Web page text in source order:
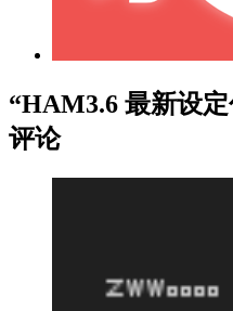
“HAM3.6 最新设
评论